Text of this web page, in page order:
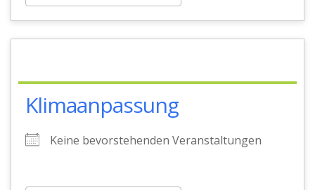
Klimaanpassung
Keine bevorstehenden Veranstaltungen